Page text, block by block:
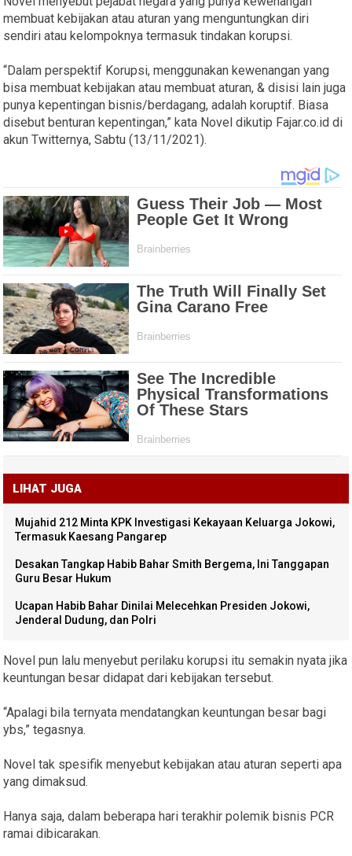
membuat kebijakan atau aturan yang menguntungkan diri
sendiri atau kelompoknya termasuk tindakan korupsi.
“Dalam perspektif Korupsi, menggunakan kewenangan yang
bisa membuat kebijakan atau membuat aturan, & disisi lain juga
punya kepentingan bisnis/berdagang, adalah koruptif. Biasa
disebut benturan kepentingan,” kata Novel dikutip Fajar.co.id di
akun Twitternya, Sabtu (13/11/2021).
LIHAT JUGA
Mujahid 212 Minta KPK Investigasi Kekayaan Keluarga Jokowi,
Termasuk Kaesang Pangarep
Desakan Tangkap Habib Bahar Smith Bergema, Ini Tanggapan
Guru Besar Hukum
Ucapan Habib Bahar Dinilai Melecehkan Presiden Jokowi,
Jenderal Dudung, dan Polri
Novel pun lalu menyebut perilaku korupsi itu semakin nyata jika
keuntungan besar didapat dari kebijakan tersebut.
“Apalagi bila ternyata mendatangkan keuntungan besar bagi
ybs,” tegasnya.
Novel tak spesifik menyebut kebijakan atau aturan seperti apa
yang dimaksud.
Hanya saja, dalam beberapa hari terakhir polemik bisnis PCR
ramai dibicarakan.